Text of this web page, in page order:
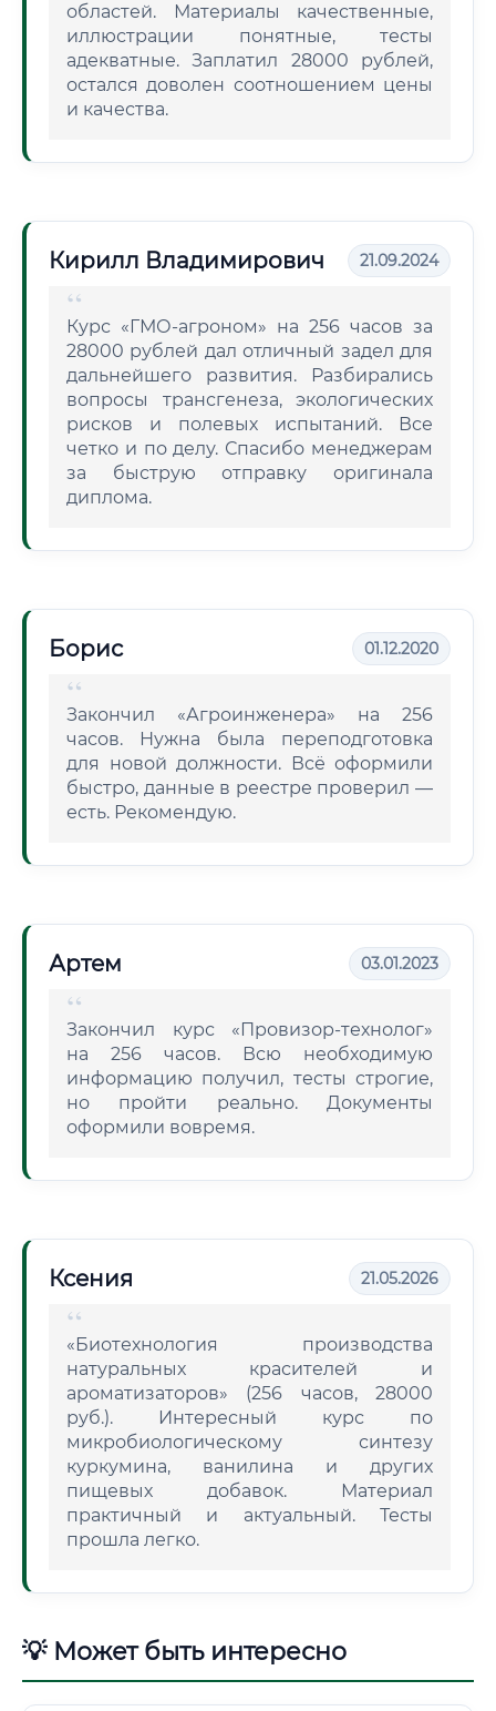
областей. Материалы качественные,
иллюстрации понятные, тесты
адекватные. Заплатил 28000 рублей,
остался доволен соотношением цены
и качества.
Кирилл Владимирович 21.09.2024
Курс «ГМО-агроном» на 256 часов за
28000 рублей дал отличный задел для
дальнейшего развития. Разбирались
вопросы трансгенеза, экологических
рисков и полевых испытаний. Все
четко и по делу. Спасибо менеджерам
за быструю отправку оригинала
диплома.
Борис 01.12.2020
Закончил «Агроинженера» на 256
часов. Нужна была переподготовка
для новой должности. Всё оформили
быстро, данные в реестре проверил —
есть. Рекомендую.
Артем 03.01.2023
Закончил курс «Провизор-технолог»
на 256 часов. Всю необходимую
информацию получил, тесты строгие,
но пройти реально. Документы
оформили вовремя.
Ксения 21.05.2026
«Биотехнология производства
натуральных красителей и
ароматизаторов» (256 часов, 28000
руб.). Интересный курс по
микробиологическому синтезу
куркумина, ванилина и других
пищевых добавок. Материал
практичный и актуальный. Тесты
прошла легко.
💡 Может быть интересно